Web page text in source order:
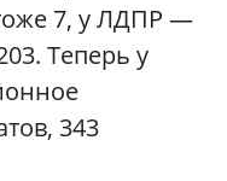
7, у ЛДПР —
Теперь у
343